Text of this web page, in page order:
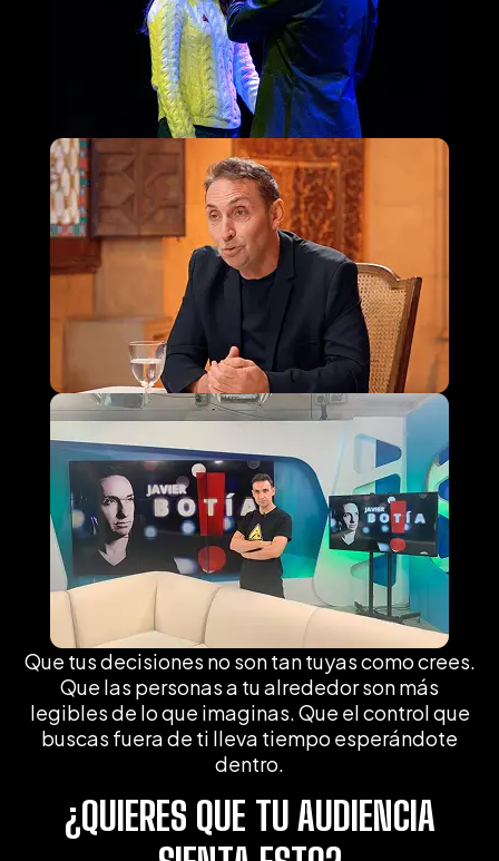
Que tus decisiones no son tan tuyas como crees.
Que las personas a tu alrededor son más
legibles de lo que imaginas. Que el control que
buscas fuera de ti lleva tiempo esperándote
dentro.
¿QUIERES QUE TU AUDIENCIA